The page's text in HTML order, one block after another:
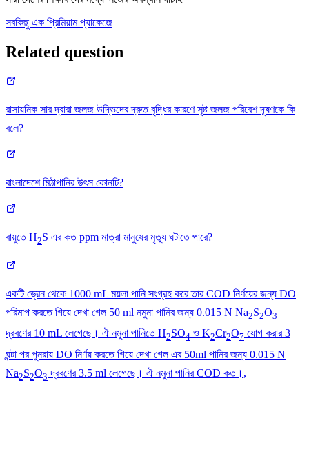
সবকিছু এক প্রিমিয়াম প্যাকেজে
Related question
রাসায়নিক সার দ্বারা জলজ উদ্ভিদের দ্রুত বৃদ্ধির কারণে সৃষ্ট জলজ পরিবেশ দূষণকে কি
বলে?
বাংলাদেশে মিঠাপানির উৎস কোনটি?
বায়ুতে H2S এর কত ppm মাত্রা মানুষের মৃত্যু ঘটাতে পারে?
একটি ড্রেন থেকে 1000 mL ময়লা পানি সংগ্রহ করে তার COD নির্ণয়ের জন্য DO
পরিমাপ করতে গিয়ে দেখা গেল 50 ml নমুনা পানির জন্য 0.015 N Na2S2O3
দ্রবণের 10 mL লেগেছে। ঐ নমুনা পানিতে H2SO4 ও K2Cr2O7 যোগ করার 3
ঘন্টা পর পুনরায় DO নির্ণয় করতে গিয়ে দেখা গেল এর 50ml পানির জন্য 0.015 N
Na2S2O3 দ্রবণের 3.5 ml লেগেছে। ঐ নমুনা পানির COD কত।,